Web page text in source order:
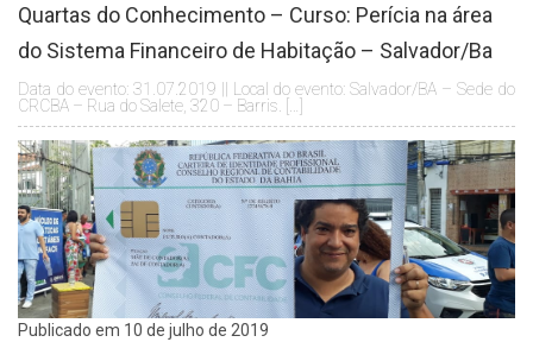
Quartas do Conhecimento – Curso: Perícia na área
do Sistema Financeiro de Habitação – Salvador/Ba
Data do evento: 31.07.2019 || Local do evento: Salvador/BA – Sede do
CRCBA – Rua do Salete, 320 – Barris. […]
Publicado em 10 de julho de 2019